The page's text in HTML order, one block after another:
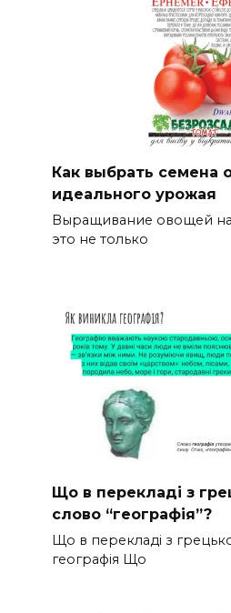
Как выбрать семена
идеального урожая
Выращивание овощей на
это не только
Що в перекладі з
слово “географія”?
Що в перекладі з
географія Що